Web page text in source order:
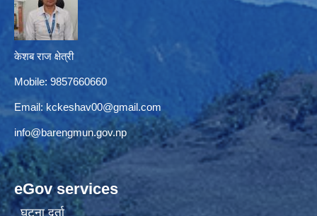
केशब राज क्षेत्री
Mobile: 9857660660
Email: kckeshav00@gmail.com
info@barengmun.gov.np
eGov services
घटना दर्ता